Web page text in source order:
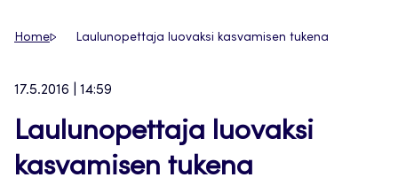
Home Laulunopettaja luovaksi kasvamisen tukena
17.5.2016 | 14:59
Laulunopettaja luovaksi
kasvamisen tukena